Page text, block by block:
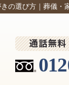
の選び方｜葬儀